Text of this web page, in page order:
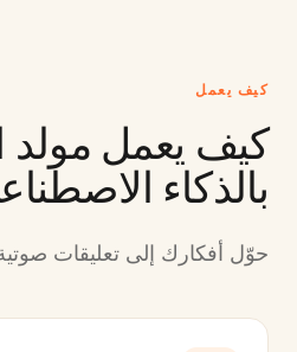
كيف يعمل
كيف يعمل
بالذكاء
حوّل أفكارك إلى تعليقات